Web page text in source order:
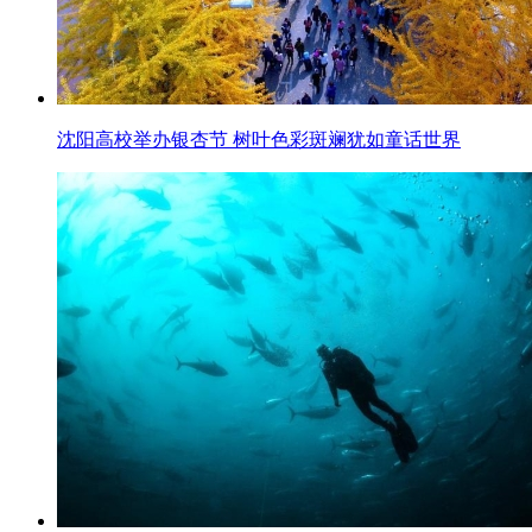
沈阳高校举办银杏节 树叶色彩斑斓犹如童话世界